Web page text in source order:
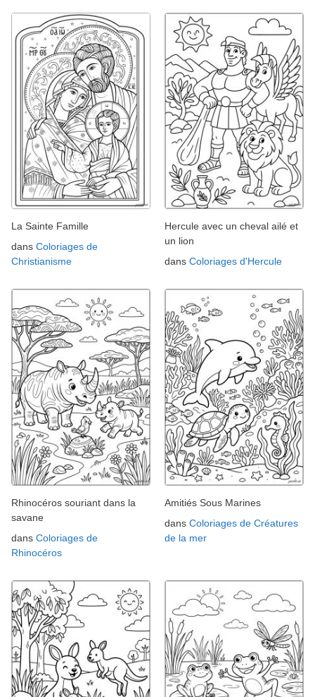
La Sainte Famille
dans Coloriages de
Christianisme
Hercule avec un cheval ailé et
un lion
dans Coloriages d'Hercule
Rhinocéros souriant dans la
savane
dans Coloriages de
Rhinocéros
Amitiés Sous Marines
dans Coloriages de Créatures
de la mer